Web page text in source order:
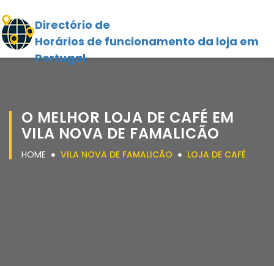
Directório de
Horários de funcionamento da loja em
Portugal
O MELHOR LOJA DE CAFÉ EM
VILA NOVA DE FAMALICÃO
HOME VILA NOVA DE FAMALICÃO LOJA DE CAFÉ